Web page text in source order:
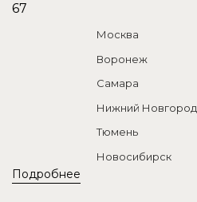
67
Подробнее
Москва
Воронеж
Самара
Нижний Новгород
Тюмень
Новосибирск